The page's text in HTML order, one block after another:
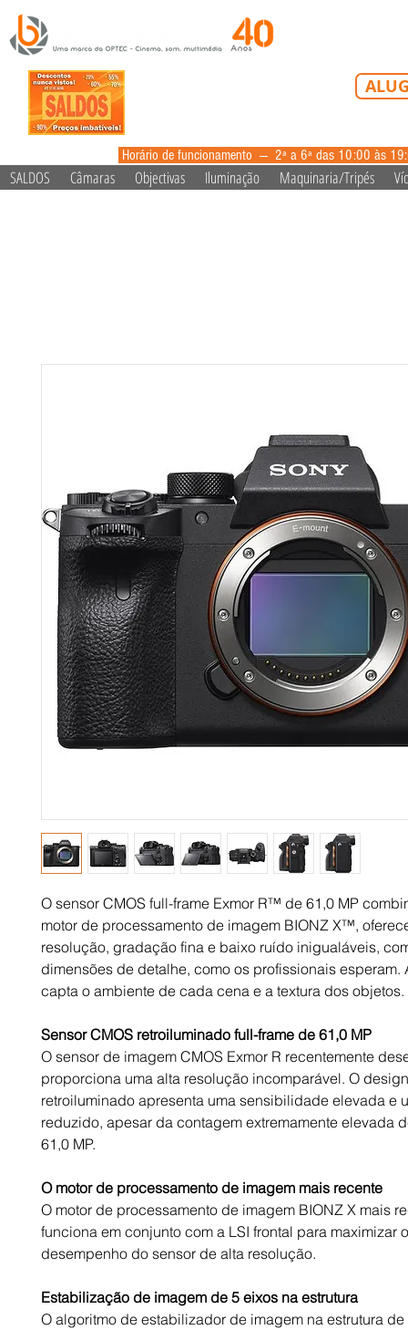
Horário de funcionamento --- 2ª a 6ª das 10:00 às
SALDOS Câmaras Objectivas Iluminação Maquinaria/Tripés
O sensor CMOS full-frame Exmor R™ de 61,0 MP
motor de processamento de imagem BIONZ X™,
resolução, gradação fina e baixo ruído inigualáveis,
dimensões de detalhe, como os profissionais esperam.
capta o ambiente de cada cena e a textura dos objetos.
Sensor CMOS retroiluminado full-frame de 61,0 MP
O sensor de imagem CMOS Exmor R recentemente
proporciona uma alta resolução incomparável. O design
retroiluminado apresenta uma sensibilidade elevada e
reduzido, apesar da contagem extremamente elevada
61,0 MP.
O motor de processamento de imagem mais recente
O motor de processamento de imagem BIONZ X mais
funciona em conjunto com a LSI frontal para maximizar o
desempenho do sensor de alta resolução.
Estabilização de imagem de 5 eixos na estrutura
O algoritmo de estabilizador de imagem na estrutura de